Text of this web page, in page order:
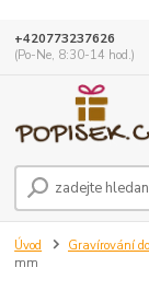
+420773237626
(Po-Ne, 8:30-14 hod.)
Úvod Gravírování
mm